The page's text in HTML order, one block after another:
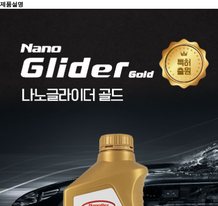
엔진오일
[나노글라이더 골드] 프리미엄 합성유 엔진오일 5W30
100% 합성기유에 최신 유럽형 첨가제 기술 적용
출력향상,연비향상,매연감소,소음진동감소,내마모성향상